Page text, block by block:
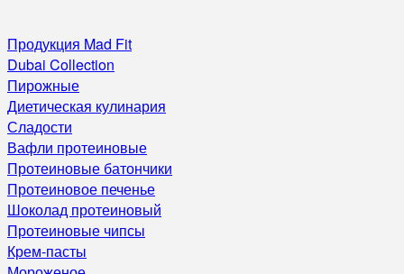
Продукция Mad Fit
Dubai Collection
Пирожные
Диетическая кулинария
Сладости
Вафли протеиновые
Протеиновые батончики
Протеиновое печенье
Шоколад протеиновый
Протеиновые чипсы
Крем-пасты